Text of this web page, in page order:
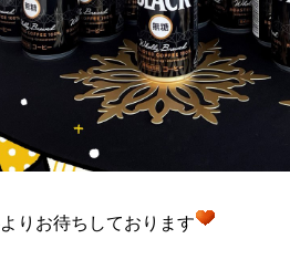
りお待ちしております